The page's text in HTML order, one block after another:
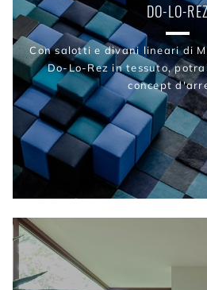
DO-LO-
Con salotti e divani lineari di
Do-Lo-Rez in tessuto,
concept